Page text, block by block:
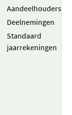
Aandeelhouders
Deelnemingen
Standaard
jaarrekeningen